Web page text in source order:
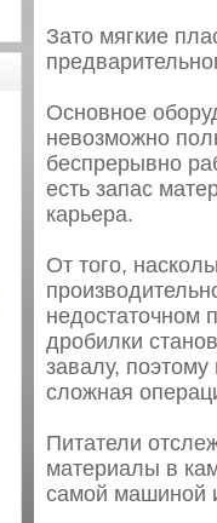
Зато мягкие
Основное
невозможно
беспрерывно
есть запас
карьера.
От того,
недостаточном
дробилки
завалу,
сложная
Питатели
материалы в
самой машиной